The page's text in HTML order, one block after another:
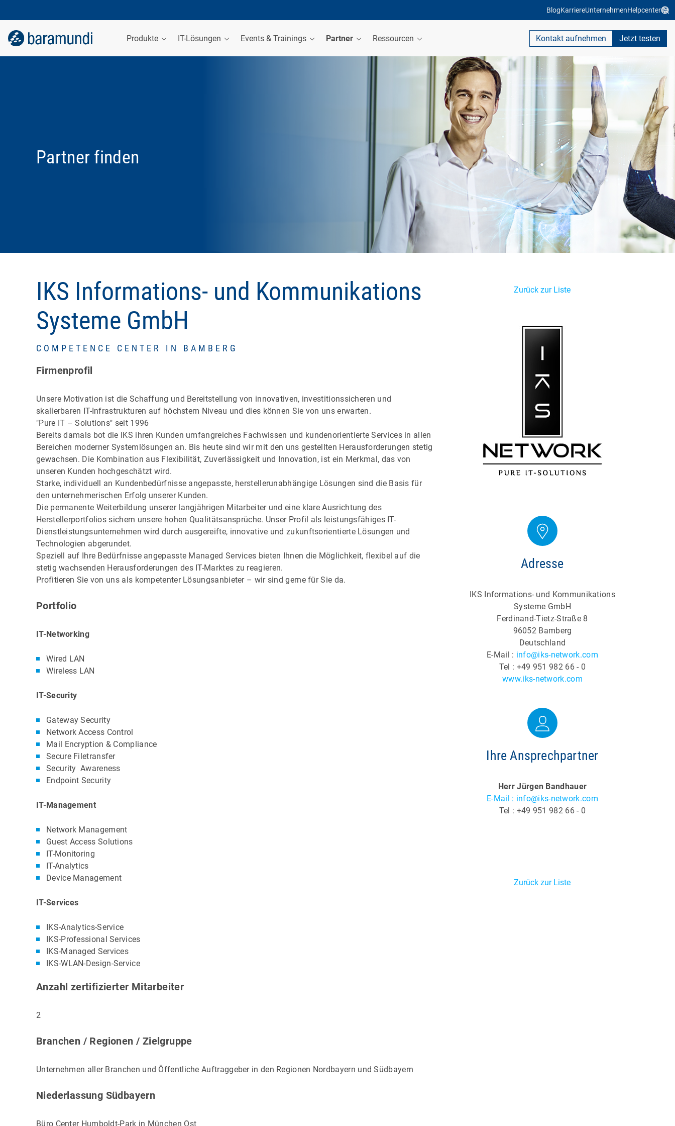
BlogKarriereUnternehmenHelpcenter
Produkte IT-Lösungen Events & Trainings Partner Ressourcen Kontakt aufnehmen Jetzt testen
Partner finden
IKS Informations- und Kommunikations
Systeme GmbH
COMPETENCE CENTER IN BAMBERG
Firmenprofil
Unsere Motivation ist die Schaffung und Bereitstellung von innovativen, investitionssicheren und
skalierbaren IT-Infrastrukturen auf höchstem Niveau und dies können Sie von uns erwarten.
"Pure IT – Solutions" seit 1996
Bereits damals bot die IKS ihren Kunden umfangreiches Fachwissen und kundenorientierte Services in allen
Bereichen moderner Systemlösungen an. Bis heute sind wir mit den uns gestellten Herausforderungen stetig
gewachsen. Die Kombination aus Flexibilität, Zuverlässigkeit und Innovation, ist ein Merkmal, das von
unseren Kunden hochgeschätzt wird.
Starke, individuell an Kundenbedürfnisse angepasste, herstellerunabhängige Lösungen sind die Basis für
den unternehmerischen Erfolg unserer Kunden.
Die permanente Weiterbildung unserer langjährigen Mitarbeiter und eine klare Ausrichtung des
Herstellerportfolios sichern unsere hohen Qualitätsansprüche. Unser Profil als leistungsfähiges IT-
Dienstleistungsunternehmen wird durch ausgereifte, innovative und zukunftsorientierte Lösungen und
Technologien abgerundet.
Speziell auf Ihre Bedürfnisse angepasste Managed Services bieten Ihnen die Möglichkeit, flexibel auf die
stetig wachsenden Herausforderungen des IT-Marktes zu reagieren.
Profitieren Sie von uns als kompetenter Lösungsanbieter – wir sind gerne für Sie da.
Portfolio
IT-Networking
Wired LAN
Wireless LAN
IT-Security
Gateway Security
Network Access Control
Mail Encryption & Compliance
Secure Filetransfer
Security Awareness
Endpoint Security
IT-Management
Network Management
Guest Access Solutions
IT-Monitoring
IT-Analytics
Device Management
IT-Services
IKS-Analytics-Service
IKS-Professional Services
IKS-Managed Services
IKS-WLAN-Design-Service
Anzahl zertifizierter Mitarbeiter
2
Branchen / Regionen / Zielgruppe
Unternehmen aller Branchen und Öffentliche Auftraggeber in den Regionen Nordbayern und Südbayern
Niederlassung Südbayern
Büro Center Humboldt-Park in München Ost
Zurück zur Liste
Adresse
IKS Informations- und Kommunikations
Systeme GmbH
Ferdinand-Tietz-Straße 8
96052 Bamberg
Deutschland
E-Mail : info@iks-network.com
Tel : +49 951 982 66 - 0
www.iks-network.com
Ihre Ansprechpartner
Herr Jürgen Bandhauer
E-Mail : info@iks-network.com
Tel : +49 951 982 66 - 0
Zurück zur Liste